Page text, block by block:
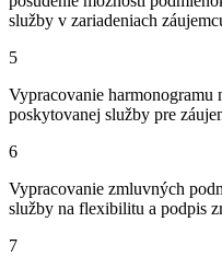
služby v zariadeniach
5
Vypracovanie harmonogramu
poskytovanej služby pre
6
Vypracovanie zmluvných
služby na flexibilitu a podpis
7